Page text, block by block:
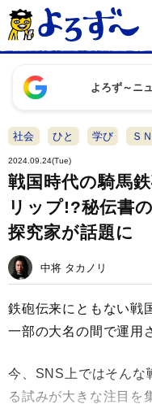
よろず～ニ
社会 ひと 学び Ｓ
2024.09.24(Tue)
戦国時代の騎馬
リップ!?秘伝書
探究家が話題に
中将 タカノリ
鉄砲伝来にともない戦
一部の大名の間で運用
今、SNS上ではそんな
る試みが大きな注目を